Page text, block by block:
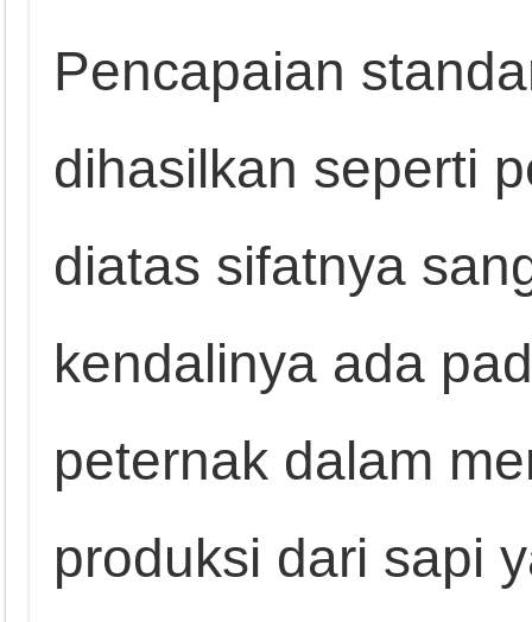
Pencapaian
dihasilkan seperti
diatas sifatnya
kendalinya ada
peternak dalam
produksi dari sapi